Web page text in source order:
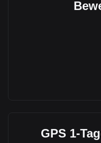
GPS 1-